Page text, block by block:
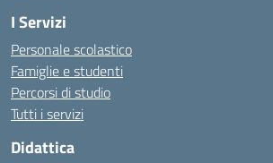
I Servizi
Personale scolastico
Famiglie e studenti
Percorsi di studio
Tutti i servizi
Didattica